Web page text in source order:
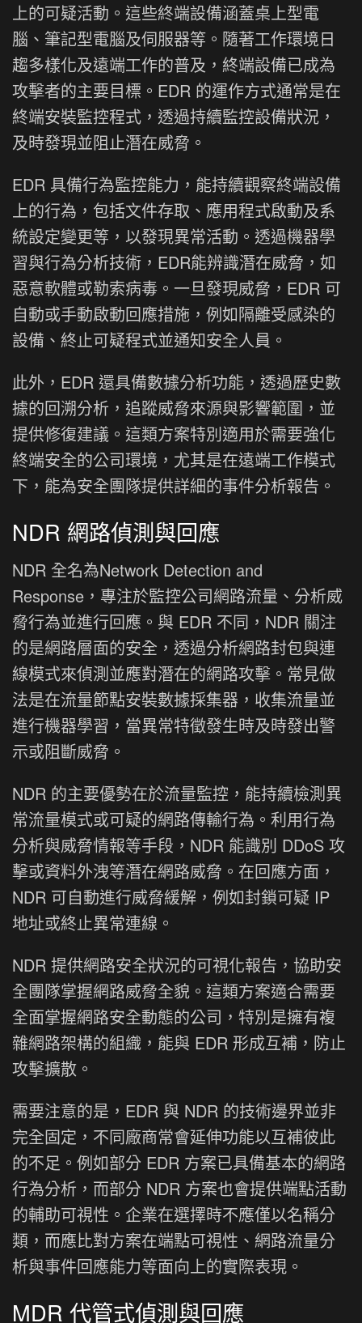
上的可疑活動。這些終端設備涵蓋桌上型電
腦、筆記型電腦及伺服器等。隨著工作環境日
趨多樣化及遠端工作的普及，終端設備已成為
攻擊者的主要目標。EDR 的運作方式通常是在
終端安裝監控程式，透過持續監控設備狀況，
及時發現並阻止潛在威脅。
EDR 具備行為監控能力，能持續觀察終端設備
上的行為，包括文件存取、應用程式啟動及系
統設定變更等，以發現異常活動。透過機器學
習與行為分析技術，EDR能辨識潛在威脅，如
惡意軟體或勒索病毒。一旦發現威脅，EDR 可
自動或手動啟動回應措施，例如隔離受感染的
設備、終止可疑程式並通知安全人員。
此外，EDR 還具備數據分析功能，透過歷史數
據的回溯分析，追蹤威脅來源與影響範圍，並
提供修復建議。這類方案特別適用於需要強化
終端安全的公司環境，尤其是在遠端工作模式
下，能為安全團隊提供詳細的事件分析報告。
NDR 網路偵測與回應
NDR 全名為Network Detection and
Response，專注於監控公司網路流量、分析威
脅行為並進行回應。與 EDR 不同，NDR 關注
的是網路層面的安全，透過分析網路封包與連
線模式來偵測並應對潛在的網路攻擊。常見做
法是在流量節點安裝數據採集器，收集流量並
進行機器學習，當異常特徵發生時及時發出警
示或阻斷威脅。
NDR 的主要優勢在於流量監控，能持續檢測異
常流量模式或可疑的網路傳輸行為。利用行為
分析與威脅情報等手段，NDR 能識別 DDoS 攻
擊或資料外洩等潛在網路威脅。在回應方面，
NDR 可自動進行威脅緩解，例如封鎖可疑 IP
地址或終止異常連線。
NDR 提供網路安全狀況的可視化報告，協助安
全團隊掌握網路威脅全貌。這類方案適合需要
全面掌握網路安全動態的公司，特別是擁有複
雜網路架構的組織，能與 EDR 形成互補，防止
攻擊擴散。
需要注意的是，EDR 與 NDR 的技術邊界並非
完全固定，不同廠商常會延伸功能以互補彼此
的不足。例如部分 EDR 方案已具備基本的網路
行為分析，而部分 NDR 方案也會提供端點活動
的輔助可視性。企業在選擇時不應僅以名稱分
類，而應比對方案在端點可視性、網路流量分
析與事件回應能力等面向上的實際表現。
MDR 代管式偵測與回應